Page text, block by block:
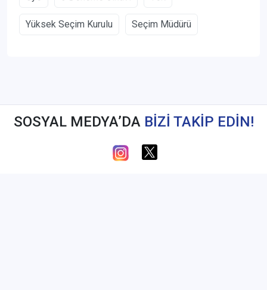
Yüksek Seçim Kurulu Seçim Müdürü
SOSYAL MEDYA’DA BİZİ TAKİP EDİN!